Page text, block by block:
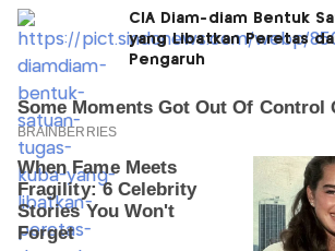
CIA Diam-diam Bentuk
yang Libatkan Peretas
Pengaruh